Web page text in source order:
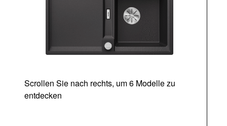
Scrollen Sie nach rechts, um 6 Modelle zu
entdecken